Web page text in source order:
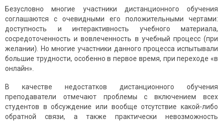
Безусловно многие участники дистанционного обучения
соглашаются с очевидными его положительными чертами:
доступность и интерактивность учебного материала,
сосредоточенность и вовлеченность в учебный процесс (при
желании). Но многие участники данного процесса испытывали
большие трудности, особенно в первое время, при переходе «в
онлайн».
В качестве недостатков дистанционного обучения
преподаватели отмечают проблемы с включением всех
студентов в обсуждение или вообще отсутствие какой-либо
обратной связи, а также практически невозможность